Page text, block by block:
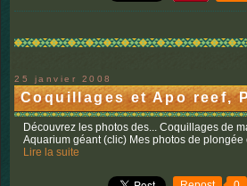
25 janvier 2008
Coquillages et Apo reef,
Découvrez les photos des... Coquillages de
Aquarium géant (clic) Mes photos de
Lire la suite